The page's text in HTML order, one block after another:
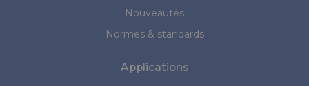
Nouveautés
Normes & standards
Applications